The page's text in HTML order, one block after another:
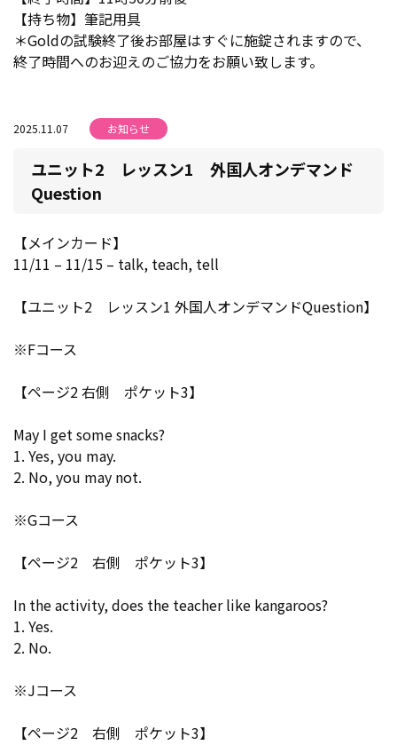
【持ち物】筆記用具
＊Goldの試験終了後お部屋はすぐに施錠されますので、
終了時間へのお迎えのご協力をお願い致します。
2025.11.07 お知らせ
ユニット2 レッスン1 外国人オンデマンド
Question
【メインカード】
11/11 – 11/15 – talk, teach, tell
【ユニット2 レッスン1 外国人オンデマンドQuestion】
※Fコース
【ページ2 右側 ポケット3】
May I get some snacks?
1. Yes, you may.
2. No, you may not.
※Gコース
【ページ2 右側 ポケット3】
In the activity, does the teacher like kangaroos?
1. Yes.
2. No.
※Jコース
【ページ2 右側 ポケット3】